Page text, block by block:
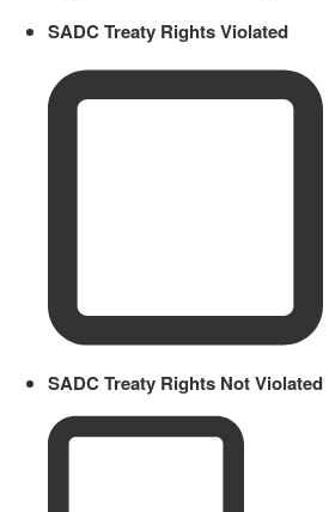
SADC Treaty Rights Violated
SADC Treaty Rights Not Violated